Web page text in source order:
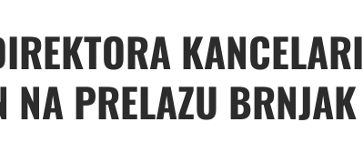
NA PRELAZU BRNJAK